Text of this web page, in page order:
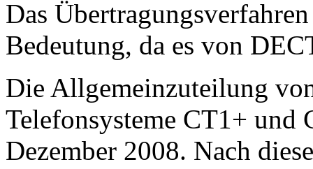
Das
Bedeutung, da es von
Die Allgemeinzuteilung
Telefonsysteme CT1+ und
Dezember 2008. Nach